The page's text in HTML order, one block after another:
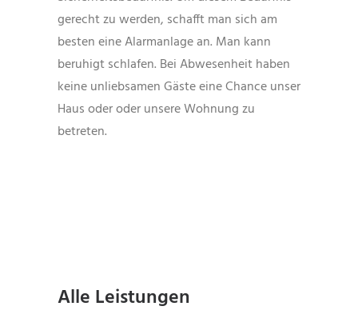
gerecht zu werden, schafft man sich am
besten eine Alarmanlage an. Man kann
beruhigt schlafen. Bei Abwesenheit haben
keine unliebsamen Gäste eine Chance unser
Haus oder oder unsere Wohnung zu
betreten.
Alle Leistungen